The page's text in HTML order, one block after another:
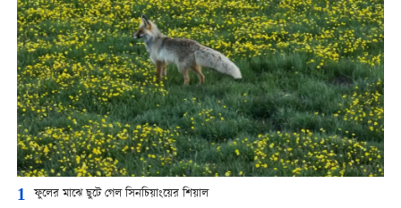
1 ফুলের মাঝে ছুটে গেল সিনচিয়াংয়ের শিয়াল